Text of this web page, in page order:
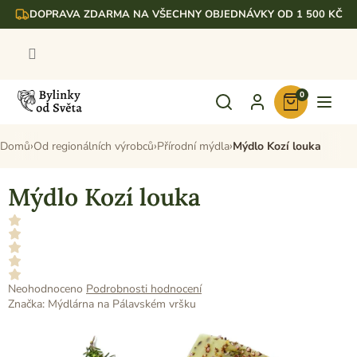
Přejít DOPRAVA ZDARMA NA VŠECHNY OBJEDNÁVKY OD 1 500 KČ
Nákupní
košík
0
Domů Od regionálních výrobců Přírodní mýdla Mýdlo Kozí louka
Mýdlo Kozí louka
Průměrné
hodnocení
Neohodnoceno Podrobnosti hodnocení
Značka: Mýdlárna na Pálavském vršku